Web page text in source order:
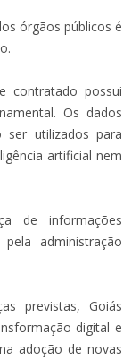
órgãos públicos é
contratado possui
Os dados
ser utilizados para
artificial nem
de informações
administração
previstas, Goiás
digital e
adoção de novas